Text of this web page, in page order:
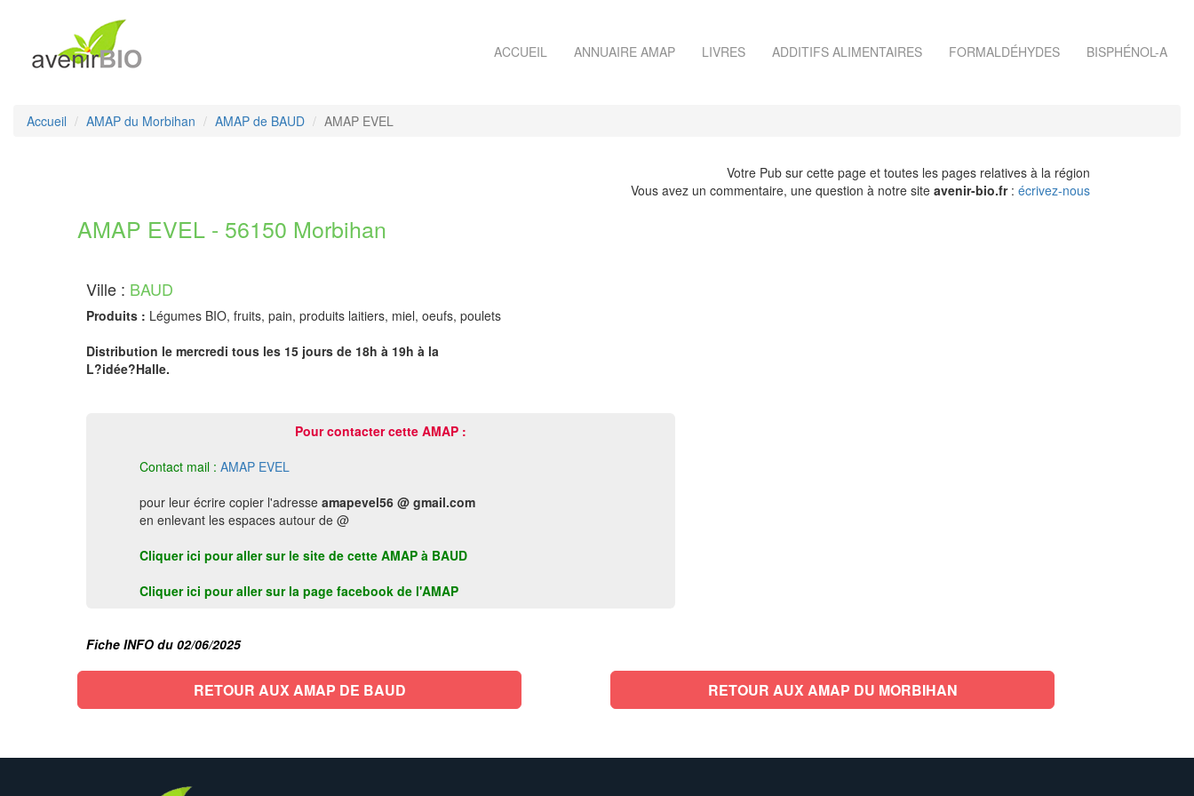
ACCUEIL ANNUAIRE AMAP LIVRES ADDITIFS ALIMENTAIRES FORMALDÉHYDES BISPHÉNOL-A
Accueil AMAP du Morbihan AMAP de BAUD AMAP EVEL
Votre Pub sur cette page et toutes les pages relatives à la région
Vous avez un commentaire, une question à notre site avenir-bio.fr: écrivez-nous
AMAP EVEL - 56150 Morbihan
Ville : BAUD
Produits : Légumes BIO, fruits, pain, produits laitiers, miel, oeufs, poulets
Distribution le mercredi tous les 15 jours de 18h à 19h à la
L?idée?Halle.
Pour contacter cette AMAP :
Contact mail : AMAP EVEL
pour leur écrire copier l'adresse amapevel56 @ gmail.com
en enlevant les espaces autour de @
Cliquer ici pour aller sur le site de cette AMAP à BAUD
Cliquer ici pour aller sur la page facebook de l'AMAP
Fiche INFO du 02/06/2025
RETOUR AUX AMAP DE BAUD RETOUR AUX AMAP DU MORBIHAN